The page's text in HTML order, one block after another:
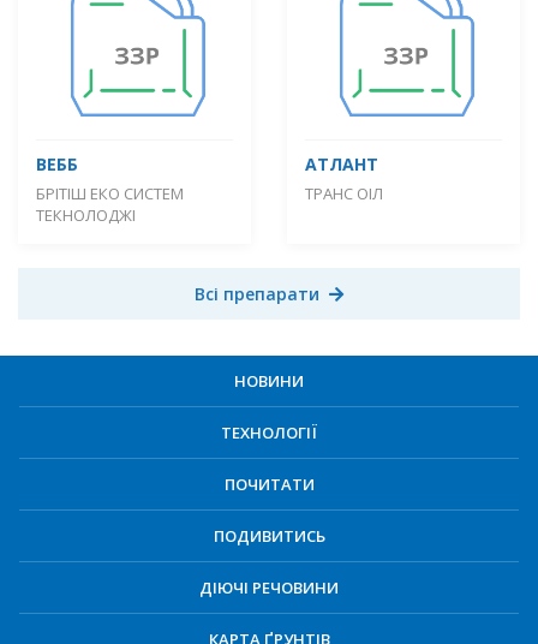
ВЕББ
БРІТІШ ЕКО СИСТЕМ
ТЕКНОЛОДЖІ
АТЛАНТ
ТРАНС ОІЛ
Всі препарати
НОВИНИ
ТЕХНОЛОГІЇ
ПОЧИТАТИ
ПОДИВИТИСЬ
ДІЮЧІ РЕЧОВИНИ
КАРТА ҐРУНТІВ